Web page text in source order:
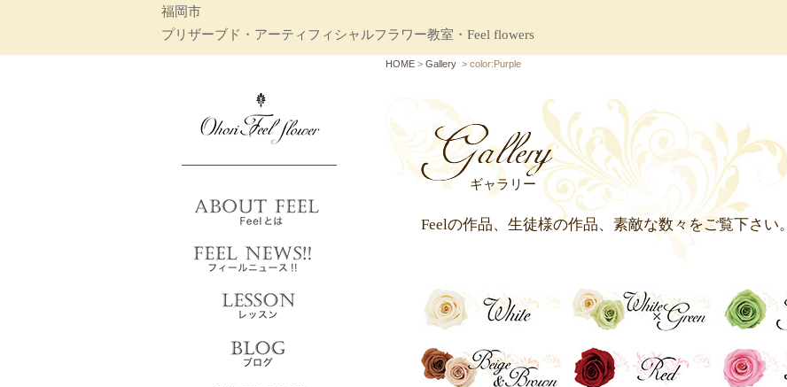
福岡市
プリザーブド・アーティフィシャルフラワー教室・Feel flowers
HOME > Gallery > color:Purple
ギャラリー
Feelの作品、生徒様の作品、素敵な数々をご覧下さい。